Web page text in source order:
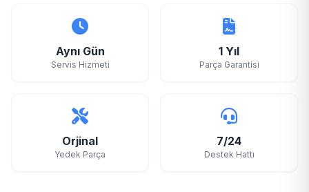
Aynı Gün
Servis Hizmeti
1 Yıl
Parça Garantisi
Orjinal
Yedek Parça
7/24
Destek Hattı